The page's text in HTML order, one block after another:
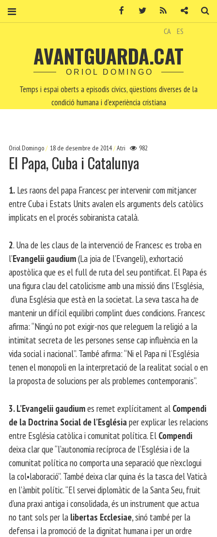
CA ES
AVANTGUARDA.CAT
ORIOL DOMINGO
Temps i espai oberts a episodis cívics, qüestions diverses de la
condició humana i d'experiència cristiana
Oriol Domingo 18 de desembre de 2014 Atri 982
El Papa, Cuba i Catalunya
1. Les raons del papa Francesc per intervenir com mitjancer
entre Cuba i Estats Units avalen els arguments dels catòlics
implicats en el procés sobiranista català.
2. Una de les claus de la intervenció de Francesc es troba en
l’Evangelii gaudium(La joia de l’Evangeli), exhortació
apostòlica que es el full de ruta del seu pontificat. El Papa és
una figura clau del catolicisme amb una missió dins l’Església,
d’una Església que està en la societat. La seva tasca ha de
mantenir un difícil equilibri complint dues condicions. Francesc
afirma: “Ningú no pot exigir-nos que releguem la religió a la
intimitat secreta de les persones sense cap influència en la
vida social i nacional”. També afirma: “Ni el Papa ni l’Església
tenen el monopoli en la interpretació de la realitat social o en
la proposta de solucions per als problemes contemporanis”.
3. L’Evangelii gaudiumes remet explícitament al Compendi
de la Doctrina Social de l’Església per explicar les relacions
entre Església catòlica i comunitat política. El Compendi
deixa clar que “l’autonomia recíproca de l’Església i de la
comunitat política no comporta una separació que n’exclogui
la col•laboració”. També deixa clar quina és la tasca del Vaticà
en l’àmbit polític. “El servei diplomàtic de la Santa Seu, fruit
d’una praxi antiga i consolidada, és un instrument que actua
no tant sols per la libertas Ecclesiae, sinó també per la
defensa i la promoció de la dignitat humana i per un ordre
Facebook Twitter Contacte